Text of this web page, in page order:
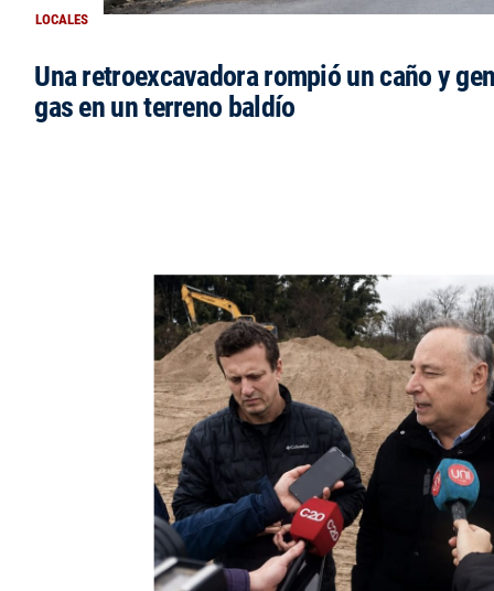
LOCALES
Una retroexcavadora rompió un caño y
gas en un terreno baldío